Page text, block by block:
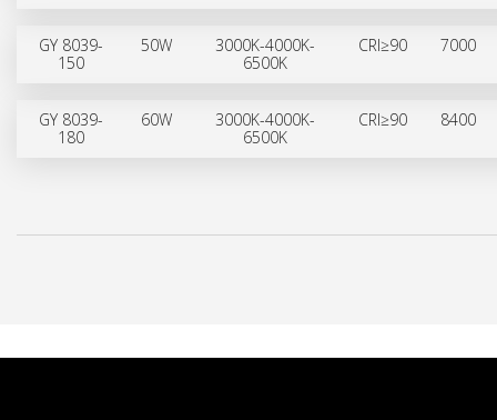
GY 8039-
150
50W
3000K-4000K-
6500K
CRI≥90 7000
GY 8039-
180
60W
3000K-4000K-
6500K
CRI≥90 8400